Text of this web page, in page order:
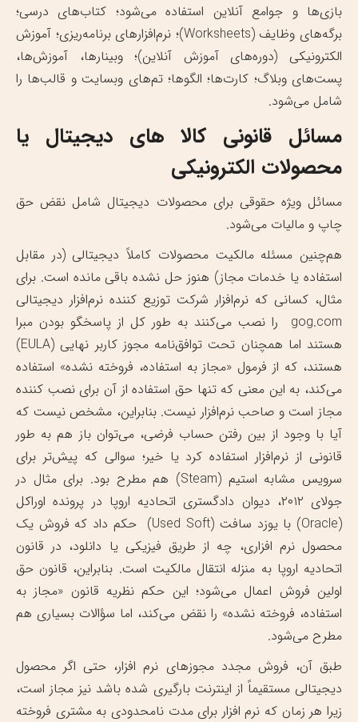
بازی‌ها و جوامع آنلاین استفاده می‌شود؛ کتاب‌های درسی؛
برگه‌های وظایف (Worksheets)؛ نرم‌افزارهای برنامه‌ریزی؛ آموزش
الکترونیکی (دوره‌های آموزش آنلاین)؛ وبینارها، آموزش‌ها،
پست‌های وبلاگ؛ کارت‌ها؛ الگوها؛ تم‌های وبسایت و قالب‌ها را
شامل می‌شود.
مسائل قانونی کالا های دیجیتال یا
محصولات الکترونیکی
مسائل ویژه حقوقی برای محصولات دیجیتال شامل نقض حق
چاپ و مالیات می‌شود.
هم‌چنین مسئله مالکیت محصولات کاملاً دیجیتالی (در مقابل
استفاده یا خدمات مجاز) هنوز حل نشده باقی مانده است. برای
مثال،‌ کسانی که نرم‌افزار شرکت توزیع کننده نرم‌افزار دیجیتالی
gog.com را نصب می‌کنند به طور کل از پاسخگو بودن مبرا
هستند اما همچنان تحت توافق‌نامه مجوز کاربر نهایی (EULA)
هستند، که از فرمول «مجاز به استفاده، فروخته نشده» استفاده
می‌کند، به این معنی که تنها حق استفاده از آن برای نصب کننده
مجاز است و صاحب نرم‌افزار نیست. بنابراین، مشخص نیست که
آیا با وجود از بین رفتن حساب فرضی، می‌توان باز هم به طور
قانونی از نرم‌افزار استفاده کرد یا خیر؛ سوالی که پیش‌تر برای
سرویس مشابه استیم (Steam) هم مطرح بود. برای مثال در
جولای ۲۰۱۲، دیوان دادگستری اتحادیه اروپا در پرونده اوراکل
(Oracle) با یوزد سافت (Used Soft) حکم داد که فروش یک
محصول نرم افزاری، چه از طریق فیزیکی یا دانلود، در قانون
اتحادیه اروپا به منزله انتقال مالکیت است. بنابراین، قانون حق
اولین فروش اعمال می‌شود؛ این حکم نظریه قانون «مجاز به
استفاده، فروخته نشده» را نقض می‌کند، اما سؤالات بسیاری هم
مطرح می‌شود.
طبق آن، فروش مجدد مجوزهای نرم افزار، حتی اگر محصول
دیجیتالی مستقیماً از اینترنت بارگیری شده باشد نیز مجاز است،
زیرا هر زمان که نرم افزار برای مدت نامحدودی به مشتری فروخته